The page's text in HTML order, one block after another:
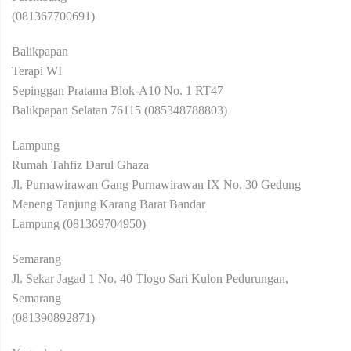
(081367700691)
Balikpapan
Terapi WI
Sepinggan Pratama Blok-A10 No. 1 RT47
Balikpapan Selatan 76115 (085348788803)
Lampung
Rumah Tahfiz Darul Ghaza
Jl. Purnawirawan Gang Purnawirawan IX No. 30 Gedung
Meneng Tanjung Karang Barat Bandar
Lampung (081369704950)
Semarang
Jl. Sekar Jagad 1 No. 40 Tlogo Sari Kulon Pedurungan,
Semarang
(081390892871)